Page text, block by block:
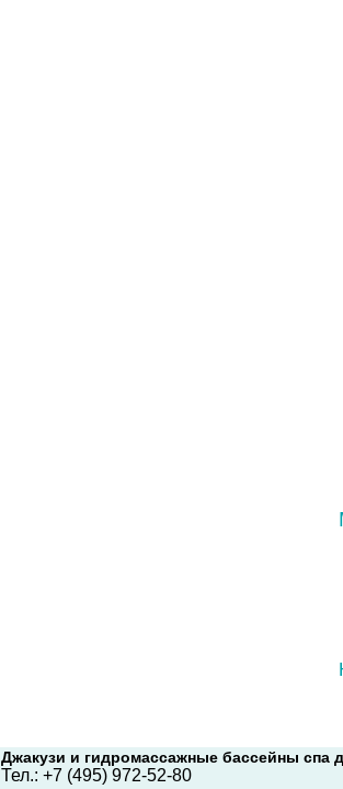
Джакузи и гидромассажные бассейны спа
Тел.: +7 (495) 972-52-80